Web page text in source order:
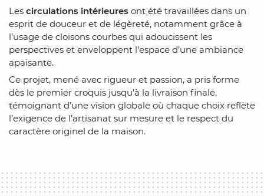
Les circulations intérieures ont été travaillées dans un
esprit de douceur et de légèreté, notamment grâce à
l’usage de cloisons courbes qui adoucissent les
perspectives et enveloppent l’espace d’une ambiance
apaisante.
Ce projet, mené avec rigueur et passion, a pris forme
dès le premier croquis jusqu’à la livraison finale,
témoignant d’une vision globale où chaque choix reflète
l’exigence de l’artisanat sur mesure et le respect du
caractère originel de la maison.